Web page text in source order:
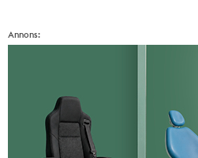
Annons: